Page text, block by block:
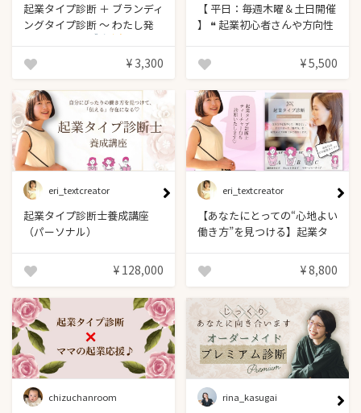
起業タイプ診断 ＋ ブランディ
ングタイプ診断 〜 わたし発
¥ 3,300
【 平日：毎週木曜＆土日開催
】 ❝ 起業初心者さんや方向性
プ診断...
¥ 5,500
合計6時間ほどの短い講座だと思っていましたが、とっても濃い内容でビックリするほどたくさんの学びがありました。ただビジネスに繋がるというよりも、様々な場面で活かせるスキルが学べる講座だと思いました。\n海外から時差のある受講でしたが、時間調整も快くしてくれて安心して受講することもでき本当に感謝です。\nえり先生ありがとうございました
Reviewed by tomoko
eri_textcreator
起業タイプ診断士養成講座
（パーソナル）
¥ 128,000
eri_textcreator
【あなたにとっての“心地よい
働き方”を見つける】起業タ
¥ 8,800
chizuchanroom rina_kasugai